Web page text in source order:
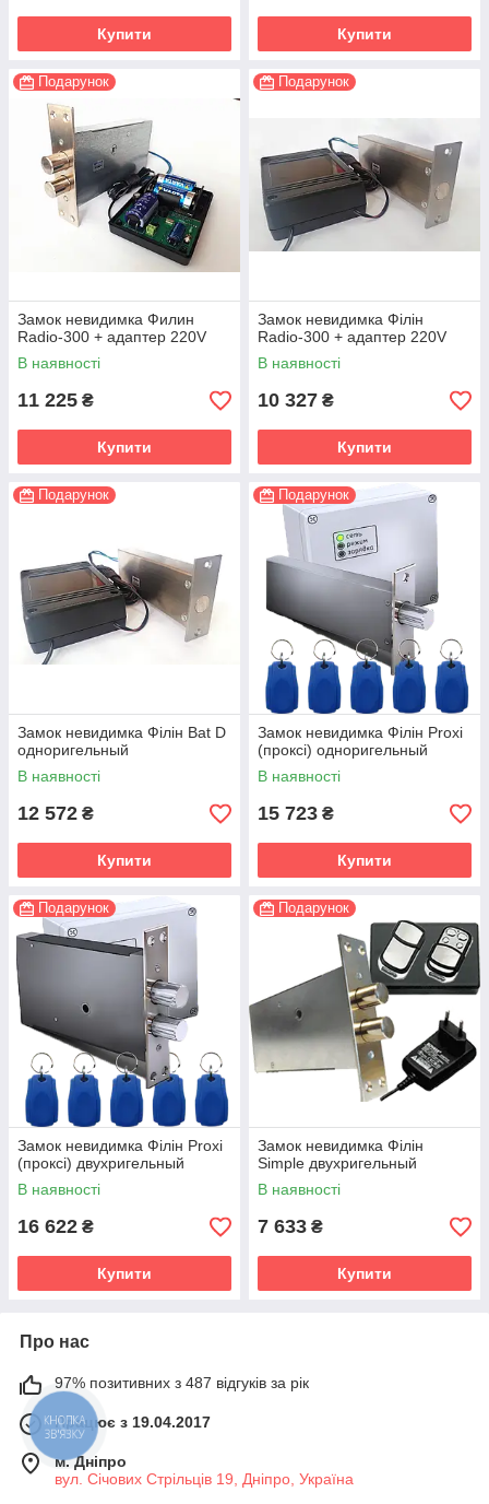
Купити Купити
Подарунок
Замок невидимка Филин
Radio-300 + адаптер 220V
В наявності
11 225 ₴
Купити
Подарунок
Замок невидимка Філін
Radio-300 + адаптер 220V
В наявності
10 327 ₴
Купити
Подарунок
Замок невидимка Філін Bat D
одноригельный
В наявності
12 572 ₴
Купити
Подарунок
Замок невидимка Філін Proxi
(проксі) одноригельный
В наявності
15 723 ₴
Купити
Подарунок
Замок невидимка Філін Proxi
(проксі) двухригельный
В наявності
16 622 ₴
Купити
Подарунок
Замок невидимка Філін
Simple двухригельный
В наявності
7 633 ₴
Купити
Про нас
97% позитивних з 487 відгуків за рік
Працює з 19.04.2017
м. Дніпро
вул. Січових Стрільців 19, Дніпро, Україна
КНОПКА
ЗВ'ЯЗКУ